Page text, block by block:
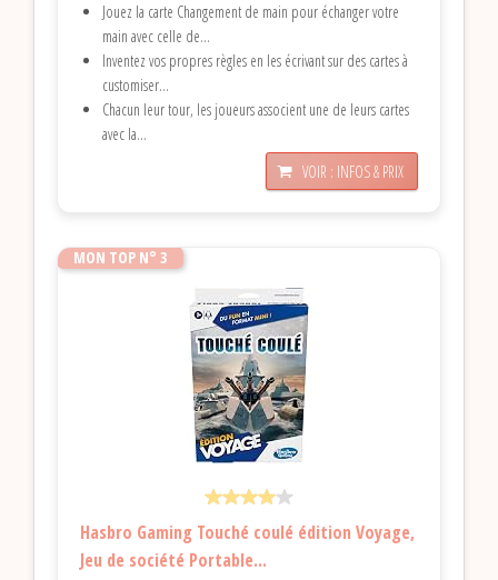
Jouez la carte Changement de main pour échanger votre
main avec celle de...
Inventez vos propres règles en les écrivant sur des cartes à
customiser...
​Chacun leur tour, les joueurs associent une de leurs cartes
avec la...
VOIR : INFOS & PRIX
MON TOP N° 3
Hasbro Gaming Touché coulé édition Voyage,
Jeu de société Portable...